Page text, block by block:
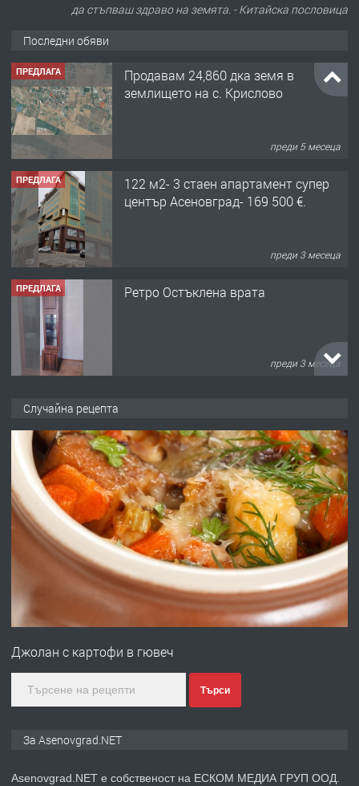
да стъпваш здраво на земята. - Китайскa пословицa
Последни обяви
ПРЕДЛАГА
Продавам 24,860 дка земя в
землището на с. Крислово
преди 5 месеца
ПРЕДЛАГА
122 м2- 3 стаен апартамент супер
център Асеновград- 169 500 €.
преди 3 месеца
ПРЕДЛАГА Ретро Остъклена врата
преди 3 месеца
преди 10 месеца
ПРЕДЛАГА
Професионална броячна машина -
със сертификат от ЕЦБ
преди 1 година
Професионална зеленчукорезачка
Случайна рецепта
Джолан с картофи в гювеч
Търси
За Asenovgrad.NET
Asenovgrad.NET е собственост на ЕСКОМ МЕДИА ГРУП ООД.